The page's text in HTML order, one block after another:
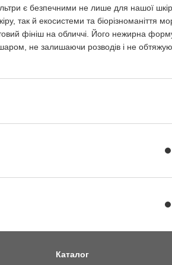
є безпечними не лише для нашої
так й екосистеми та біорізноманіття
фініш на обличчі. Його нежирна
не залишаючи розводів і не
Каталог